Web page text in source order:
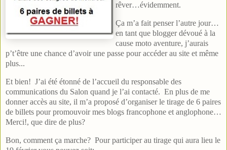
rêver…évidemment.
Ça m’a fait penser l’autre jour…
en tant que blogger dévoué à la
cause moto aventure, j’aurais
p’t’être une chance d’avoir une passe pour accéder au site et même
plus...
Et bien! J’ai été étonné de l’accueil du responsable des
communications du Salon quand je l’ai contacté. En plus de me
donner accès au site, il m’a proposé d’organiser le tirage de 6 paires
de billets pour promouvoir mes blogs francophone et anglophone…
Merci!, que dire de plus?
Bon, comment ça marche? Pour participer au tirage qui aura lieu le